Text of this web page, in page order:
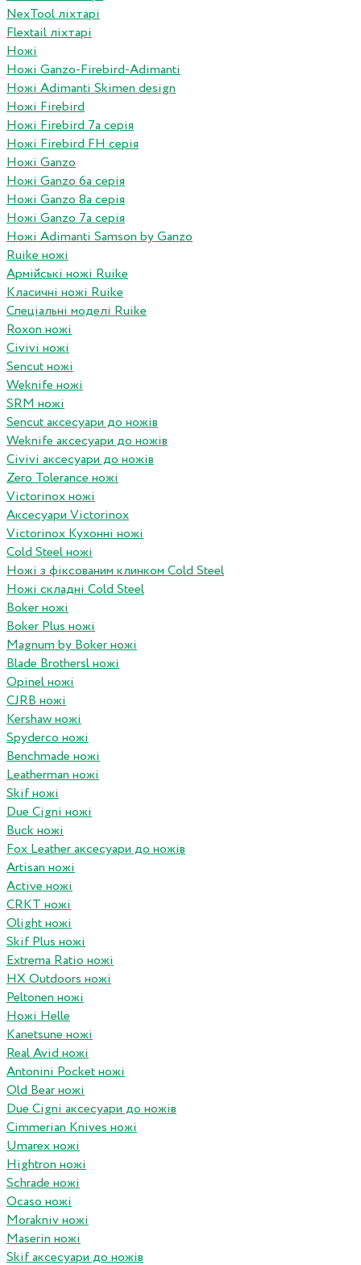
NexTool ліхтарі
Flextail ліхтарі
Ножі
Ножі Ganzo-Firebird-Adimanti
Ножі Adimanti Skimen design
Ножі Firebird
Ножі Firebird 7а серія
Ножі Firebird FH серія
Ножі Ganzo
Ножі Ganzo 6а серія
Ножі Ganzo 8а серія
Ножі Ganzo 7а серія
Ножі Adimanti Samson by Ganzo
Ruike ножі
Армійські ножі Ruike
Класичні ножі Ruike
Спеціальні моделі Ruike
Roxon ножi
Civivi ножі
Sencut ножі
Weknife ножі
SRM ножі
Sencut аксесуари до ножів
Weknife аксесуари до ножів
Civivi аксесуари до ножів
Zero Tolerance ножі
Victorinox ножі
Аксесуари Victorinox
Victorinox Кухонні ножі
Cold Steel ножі
Ножі з фіксованим клинком Cold Steel
Ножі складні Cold Steel
Boker ножі
Boker Plus ножі
Magnum by Boker ножі
Blade Brothersl ножі
Opinel ножі
CJRB ножі
Kershaw ножі
Spyderco ножі
Benchmade ножі
Leatherman ножі
Skif ножі
Due Cigni ножі
Buck ножі
Fox Leather аксесуари до ножів
Artisan ножі
Active ножі
CRKT ножі
Olight ножі
Skif Plus ножі
Extrema Ratio ножі
HX Outdoors ножі
Peltonen ножі
Ножі Helle
Kanetsune ножі
Real Avid ножі
Antonini Pocket ножі
Old Bear ножі
Due Cigni аксесуари до ножів
Cimmerian Knives ножі
Umarex ножі
Hightron ножі
Schrade ножі
Ocaso ножі
Morakniv ножі
Maserin ножі
Skif аксесуари до ножів